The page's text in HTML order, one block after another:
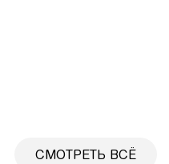
СМОТРЕТЬ ВСЁ